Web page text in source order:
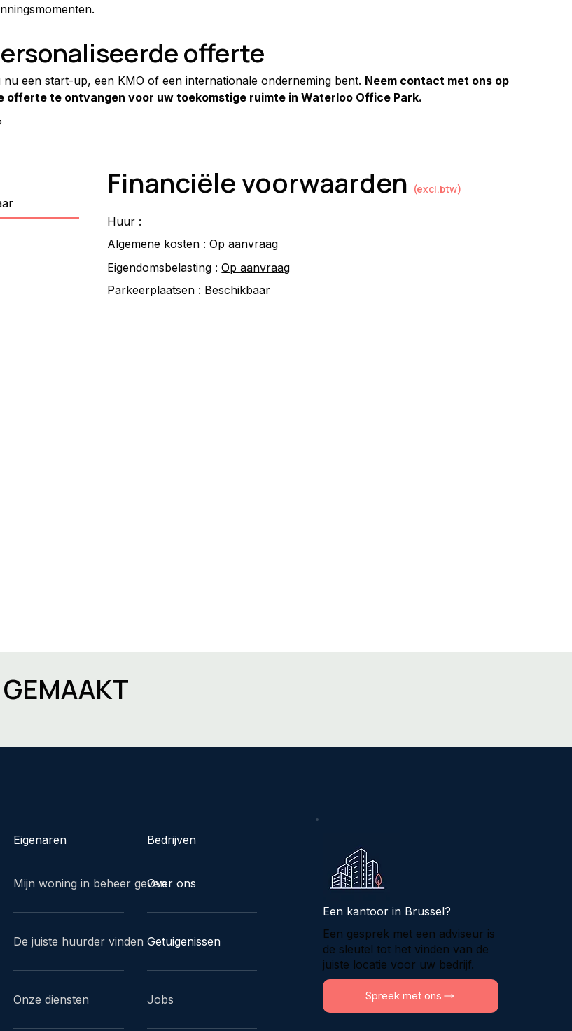
offerte
een start-up, een KMO of een internationale onderneming bent. Neem contact met ons op
offerte te ontvangen voor uw toekomstige ruimte in Waterloo Office Park.
Financiële voorwaarden (excl.btw)
Huur :
Algemene kosten : Op aanvraag
Eigendomsbelasting : Op aanvraag
Parkeerplaatsen : Beschikbaar
Eigenaren
Mijn woning in beheer geven
De juiste huurder vinden
Onze diensten
Bedrijven
Over ons
Getuigenissen
Jobs
Een kantoor in Brussel?
Een gesprek met een adviseur is
de sleutel tot het vinden van de
juiste locatie voor uw bedrijf.
Spreek met ons